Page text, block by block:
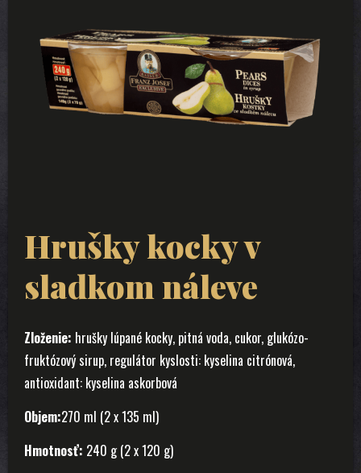
Hrušky kocky v
sladkom náleve
Zloženie: hrušky lúpané kocky, pitná voda, cukor, glukózo-
fruktózový sirup, regulátor kyslosti: kyselina citrónová,
antioxidant: kyselina askorbová
Objem:270 ml (2 x 135 ml)
Hmotnosť: 240 g (2 x 120 g)